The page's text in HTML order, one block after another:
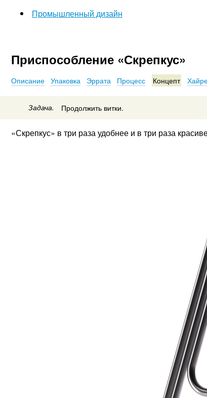
Промышленный дизайн
Приспособление «Скрепкус»
Описание Упаковка Эррата Процесс Концепт
Задача. Продолжить витки.
«Скрепкус» в три раза удобнее и в три раза